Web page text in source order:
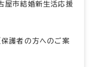
屋市結婚新生活応援
保護者の方へのご案